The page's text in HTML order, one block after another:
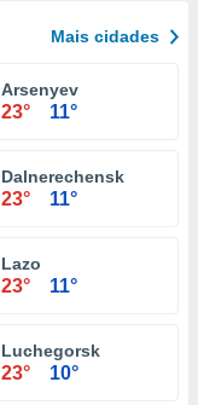
Mais cidades
Arsenyev
23° 11°
Dalnerechensk
23° 11°
Lazo
23° 11°
Luchegorsk
23° 10°